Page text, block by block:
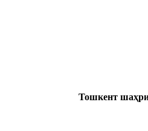
Тошкент